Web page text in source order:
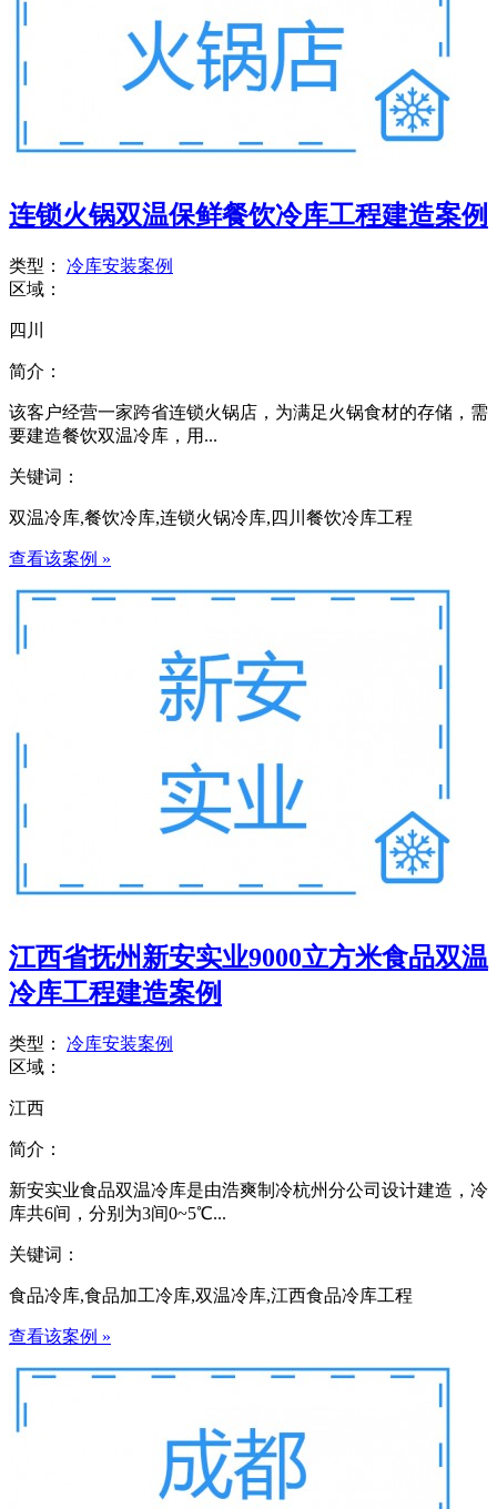
连锁火锅双温保鲜餐饮冷库工程建造案例
类型：
冷库安装案例
区域：
四川
简介：
该客户经营一家跨省连锁火锅店，为满足火锅食材的存储，需
要建造餐饮双温冷库，用...
关键词：
双温冷库,餐饮冷库,连锁火锅冷库,四川餐饮冷库工程
查看该案例 »
江西省抚州新安实业9000立方米食品双温
冷库工程建造案例
类型：
冷库安装案例
区域：
江西
简介：
新安实业食品双温冷库是由浩爽制冷杭州分公司设计建造，冷
库共6间，分别为3间0~5℃...
关键词：
食品冷库,食品加工冷库,双温冷库,江西食品冷库工程
查看该案例 »